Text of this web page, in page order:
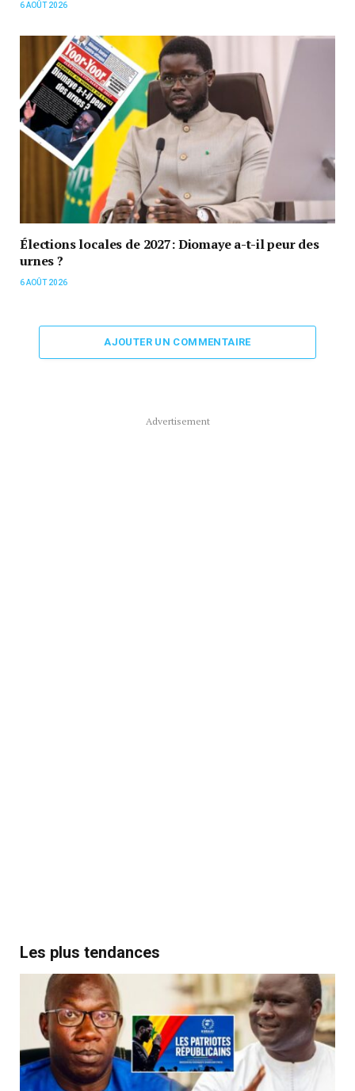
6 AOÛT 2026
Élections locales de 2027: Diomaye a-t-il peur des
urnes ?
6 AOÛT 2026
AJOUTER UN COMMENTAIRE
Advertisement
Les plus tendances